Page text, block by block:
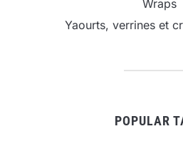
Wraps
Yaourts, verrines et
POPULAR